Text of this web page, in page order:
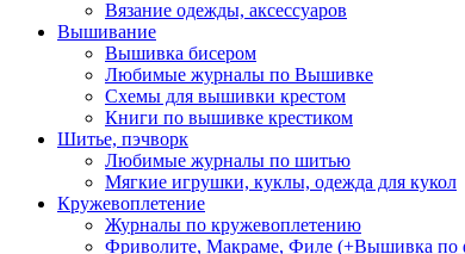
Вязание одежды, аксессуаров
Вышивание
Вышивка бисером
Любимые журналы по Вышивке
Схемы для вышивки крестом
Книги по вышивке крестиком
Шитье, пэчворк
Любимые журналы по шитью
Мягкие игрушки, куклы, одежда для кукол
Кружевоплетение
Журналы по кружевоплетению
Фриволите, Макраме, Филе (+Вышивка по